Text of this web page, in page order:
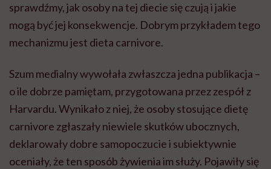
sprawdźmy, jak osoby na tej diecie się czują i jakie
mogą być jej konsekwencje. Dobrym przykładem tego
mechanizmu jest dieta carnivore.
Szum medialny wywołała zwłaszcza jedna publikacja –
o ile dobrze pamiętam, przygotowana przez zespół z
Harvardu. Wynikało z niej, że osoby stosujące dietę
carnivore zgłaszały niewiele skutków ubocznych,
deklarowały dobre samopoczucie i subiektywnie
oceniały, że ten sposób żywienia im służy. Pojawiły się